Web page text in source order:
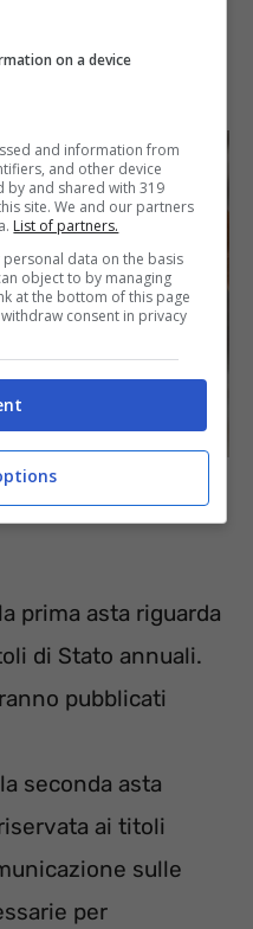
imperdibili per chi
in aumento
prima asta riguarda
di Stato annuali.
pubblicati
seconda asta
ai titoli
sulle
per
on a device
and information from
and other device
by and shared with 319
site. We and our partners
List of partners.
data on the basis
object to by managing
at the bottom of this page
consent in privacy